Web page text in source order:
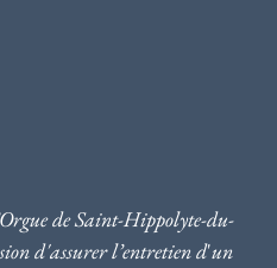
de Saint-Hippolyte-du-
d'assurer l’entretien d'un